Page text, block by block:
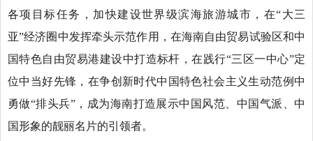
各项目标任务，加快建设世界级滨海旅游城市，在“大三
亚”经济圈中发挥牵头示范作用，在海南自由贸易试验区和中
国特色自由贸易港建设中打造标杆，在践行“三区一中心”定
位中当好先锋，在争创新时代中国特色社会主义生动范例中
勇做“排头兵”，成为海南打造展示中国风范、中国气派、中
国形象的靓丽名片的引领者。